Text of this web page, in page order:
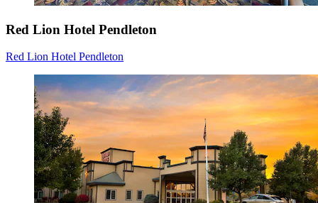
Red Lion Hotel Pendleton
Red Lion Hotel Pendleton